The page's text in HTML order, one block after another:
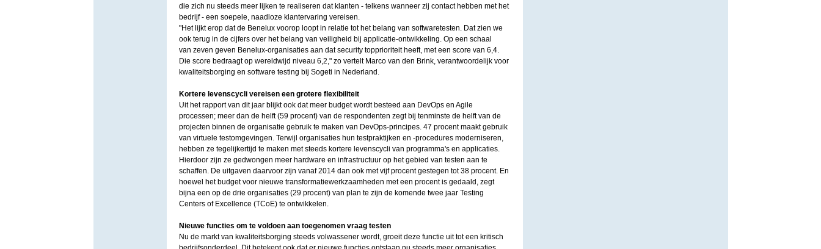
die zich nu steeds meer lijken te realiseren dat klanten - telkens wanneer zij contact hebben met het
bedrijf - een soepele, naadloze klantervaring vereisen.
"Het lijkt erop dat de Benelux voorop loopt in relatie tot het belang van softwaretesten. Dat zien we
ook terug in de cijfers over het belang van veiligheid bij applicatie-ontwikkeling. Op een schaal
van zeven geven Benelux-organisaties aan dat security topprioriteit heeft, met een score van 6,4.
Die score bedraagt op wereldwijd niveau 6,2," zo vertelt Marco van den Brink, verantwoordelijk voor
kwaliteitsborging en software testing bij Sogeti in Nederland.
Kortere levenscycli vereisen een grotere flexibiliteit
Uit het rapport van dit jaar blijkt ook dat meer budget wordt besteed aan DevOps en Agile
processen; meer dan de helft (59 procent) van de respondenten zegt bij tenminste de helft van de
projecten binnen de organisatie gebruik te maken van DevOps-principes. 47 procent maakt gebruik
van virtuele testomgevingen. Terwijl organisaties hun testpraktijken en -procedures moderniseren,
hebben ze tegelijkertijd te maken met steeds kortere levenscycli van programma's en applicaties.
Hierdoor zijn ze gedwongen meer hardware en infrastructuur op het gebied van testen aan te
schaffen. De uitgaven daarvoor zijn vanaf 2014 dan ook met vijf procent gestegen tot 38 procent. En
hoewel het budget voor nieuwe transformatiewerkzaamheden met een procent is gedaald, zegt
bijna een op de drie organisaties (29 procent) van plan te zijn de komende twee jaar Testing
Centers of Excellence (TCoE) te ontwikkelen.
Nieuwe functies om te voldoen aan toegenomen vraag testen
Nu de markt van kwaliteitsborging steeds volwassener wordt, groeit deze functie uit tot een kritisch